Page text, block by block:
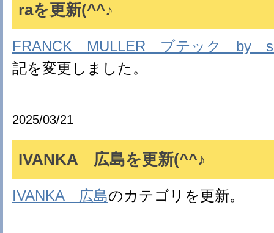
raを更新(^^♪
FRANCK MULLER ブテック by
記を変更しました。
2025/03/21
IVANKA 広島を更新(^^♪
IVANKA 広島のカテゴリを更新。